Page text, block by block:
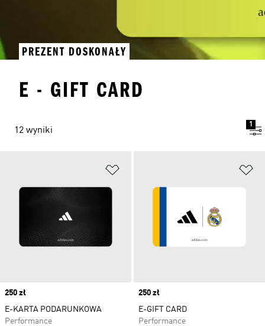
PREZENT DOSKONAŁY
E - GIFT CARD
12 wyniki
1
Price
250 zł
E-KARTA PODARUNKOWA
Performance
Price
250 zł
E-GIFT CARD
Performance